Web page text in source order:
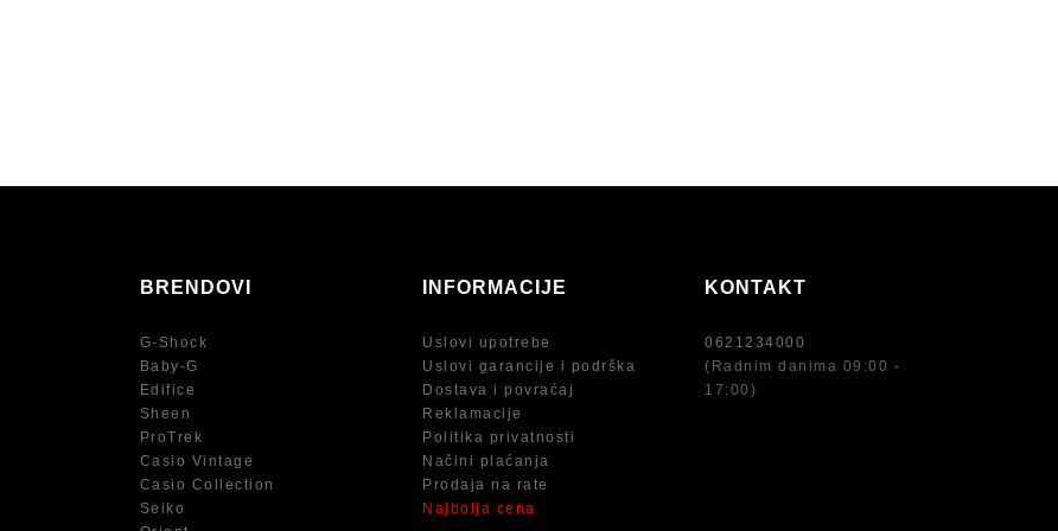
BRENDOVI
G-Shock
Baby-G
Edifice
Sheen
ProTrek
Casio Vintage
Casio Collection
Seiko
INFORMACIJE
Uslovi upotrebe
Uslovi garancije i podrška
Dostava i povraćaj
Reklamacije
Politika privatnosti
Načini plaćanja
Prodaja na rate
Najbolja cena
KONTAKT
0621234000
(Radnim danima 09:00 -
17:00)